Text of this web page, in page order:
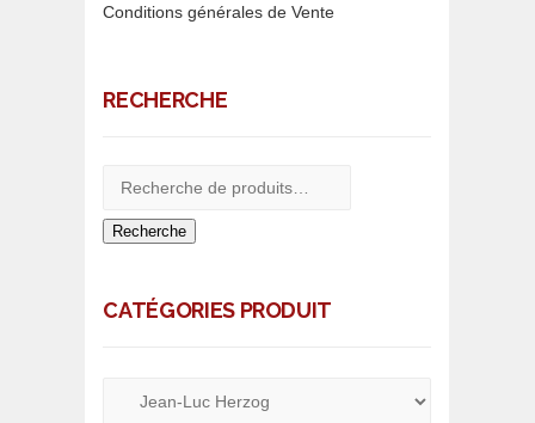
Conditions générales de Vente
RECHERCHE
Recherche
CATÉGORIES PRODUIT